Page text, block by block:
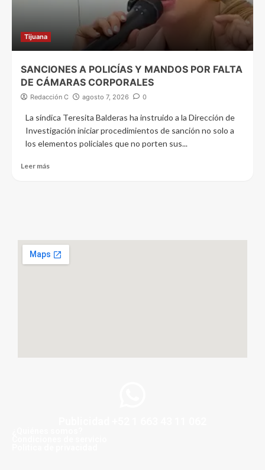
Tijuana
SANCIONES A POLICÍAS Y MANDOS POR FALTA
DE CÁMARAS CORPORALES
Redacción C agosto 7, 2026 0
La síndica Teresita Balderas ha instruido a la Dirección de
Investigación iniciar procedimientos de sanción no solo a
los elementos policiales que no porten sus...
Leer más